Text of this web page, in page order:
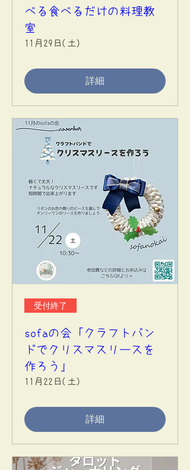
べる食べるだけの料理教
室
11月29日(土)
詳細
受付終了
sofaの会「クラフトバン
ドでクリスマスリースを
作ろう」
11月22日(土)
詳細